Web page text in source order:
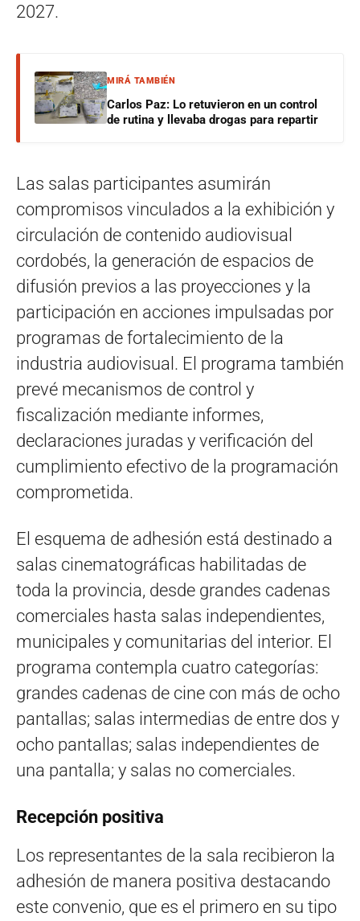
2027.
MIRÁ TAMBIÉN
Carlos Paz: Lo retuvieron en un control
de rutina y llevaba drogas para repartir
Las salas participantes asumirán
compromisos vinculados a la exhibición y
circulación de contenido audiovisual
cordobés, la generación de espacios de
difusión previos a las proyecciones y la
participación en acciones impulsadas por
programas de fortalecimiento de la
industria audiovisual. El programa también
prevé mecanismos de control y
fiscalización mediante informes,
declaraciones juradas y verificación del
cumplimiento efectivo de la programación
comprometida.
El esquema de adhesión está destinado a
salas cinematográficas habilitadas de
toda la provincia, desde grandes cadenas
comerciales hasta salas independientes,
municipales y comunitarias del interior. El
programa contempla cuatro categorías:
grandes cadenas de cine con más de ocho
pantallas; salas intermedias de entre dos y
ocho pantallas; salas independientes de
una pantalla; y salas no comerciales.
Recepción positiva
Los representantes de la sala recibieron la
adhesión de manera positiva destacando
este convenio, que es el primero en su tipo